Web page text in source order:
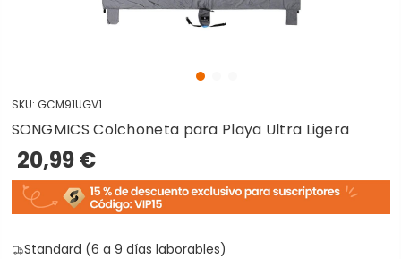
SKU: GCM91UGV1
SONGMICS Colchoneta para Playa Ultra Ligera
20,99 €
Standard (6 a 9 días laborables)